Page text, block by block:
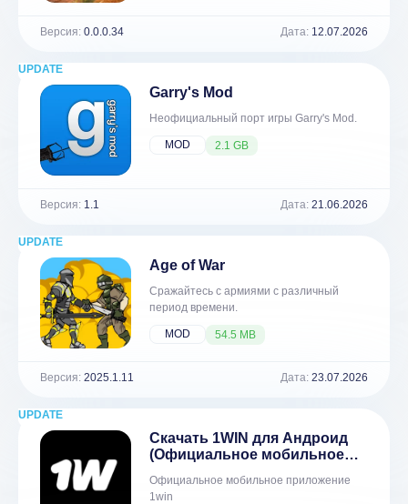
Версия: 0.0.0.34 Дата: 12.07.2026
Garry's Mod
Неофициальный порт игры Garry's Mod.
MOD 2.1 GB
UPDATE
NEW
Версия: 1.1 Дата: 21.06.2026
Age of War
Сражайтесь с армиями с различный
период времени.
MOD 54.5 MB
UPDATE
NEW
Версия: 2025.1.11 Дата: 23.07.2026
Скачать 1WIN для Андроид
(Официальное мобильное
Официальное мобильное приложение
1win
UPDATE
NEW